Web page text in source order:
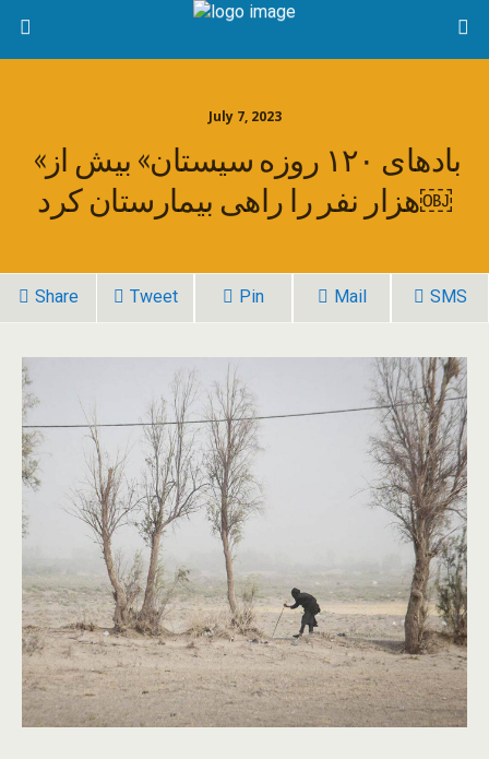
July 7, 2023
«بادهای ۱۲۰ روزه سیستان» بیش از
هزار نفر را راهی بیمارستان کرد￼
Share Tweet Pin Mail SMS